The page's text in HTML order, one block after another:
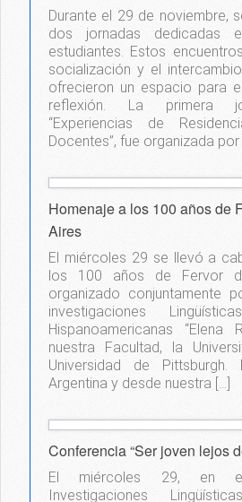
Durante el 29 de noviembre,
dos jornadas dedicadas
estudiantes. Estos
socialización y el
ofrecieron un espacio para
reflexión. La primera
“Experiencias de
Docentes”, fue organizada
Homenaje a los 100 años de
Aires
El miércoles 29 se llevó a
los 100 años de Fervor
organizado conjuntamente
investigaciones
Hispanoamericanas “Elena
nuestra Facultad, la
Universidad de Pittsburgh.
Argentina y desde nuestra […]
Conferencia “Ser joven lejos
El miércoles 29, en
Investigaciones